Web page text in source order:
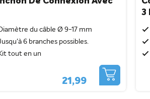
du câble Ø 9-17 mm
6 branches possibles.
tout en un
21,99
3